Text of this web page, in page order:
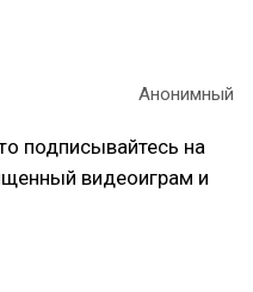
Анонимный
подписывайтесь на
видеоиграм и